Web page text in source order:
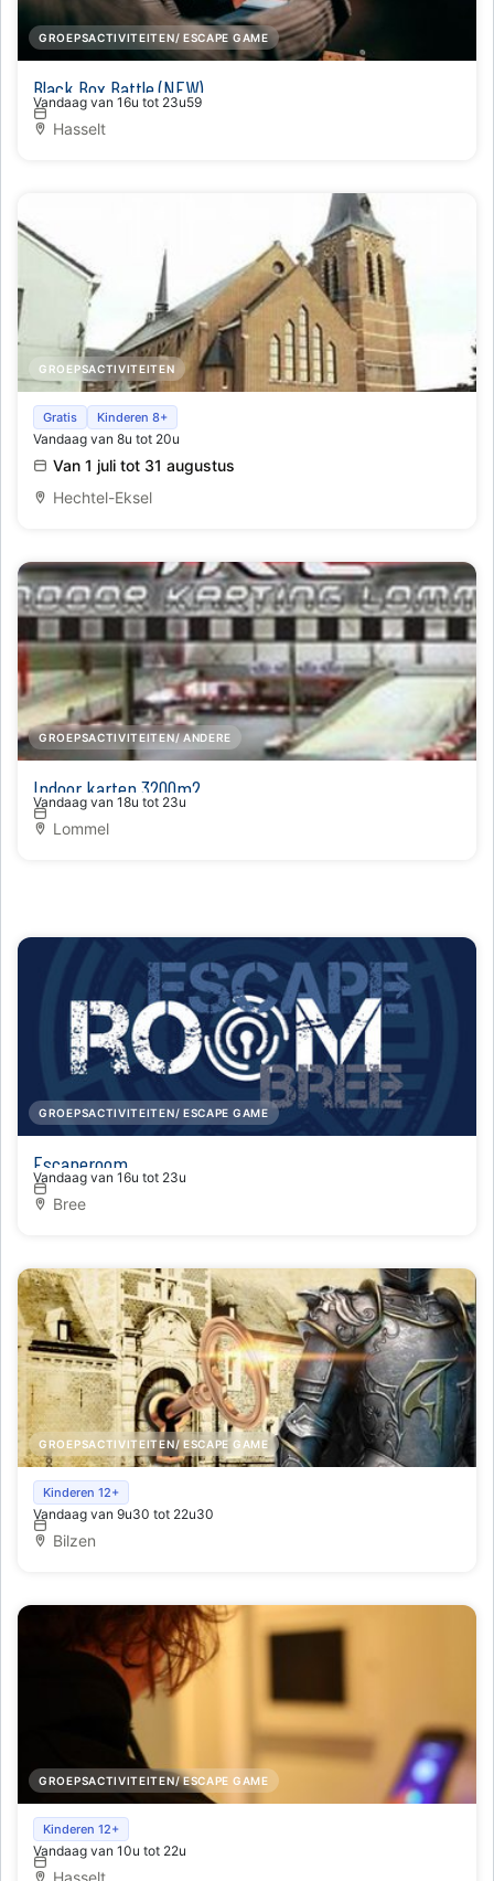
GROEPSACTIVITEITEN/ ESCAPE GAME
Black Box Battle (NEW)
Vandaag van 16u tot 23u59
Hasselt
GROEPSACTIVITEITEN
De Sint-Lambertuskerk bruist van het leven (en de
koelte)…..als jij dat wilt
Gratis Kinderen 8+
Vandaag van 8u tot 20u
Van 1 juli tot 31 augustus
Hechtel-Eksel
GROEPSACTIVITEITEN/ ANDERE
Indoor karten 3200m2
Vandaag van 18u tot 23u
Lommel
GROEPSACTIVITEITEN/ ESCAPE GAME
Escaperoom
Vandaag van 16u tot 23u
Bree
GROEPSACTIVITEITEN/ ESCAPE GAME
Wine Escape Room
Kinderen 12+
Vandaag van 9u30 tot 22u30
Bilzen
GROEPSACTIVITEITEN/ ESCAPE GAME
Escaperoom
Kinderen 12+
Vandaag van 10u tot 22u
Hasselt